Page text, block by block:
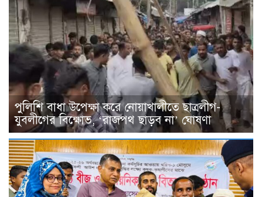
পুলিশি বাধা উপেক্ষা করে নোয়াখালীতে ছাত্রলীগ-
যুবলীগের বিক্ষোভ, ‘রাজপথ ছাড়ব না’ ঘোষণা